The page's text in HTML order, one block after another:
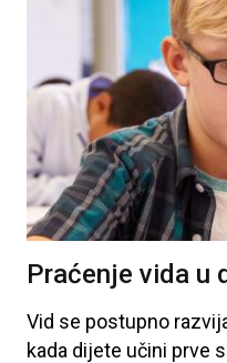
Praćenje vida u
Vid se postupno
kada dijete učini prve